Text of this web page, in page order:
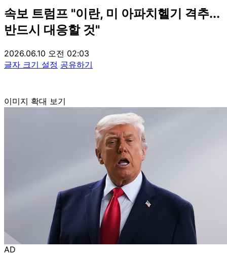
속보 트럼프 "이란, 미 아파치헬기 격추...
반드시 대응할 것"
2026.06.10 오전 02:03
글자 크기 설정 공유하기
이미지 확대 보기
AD